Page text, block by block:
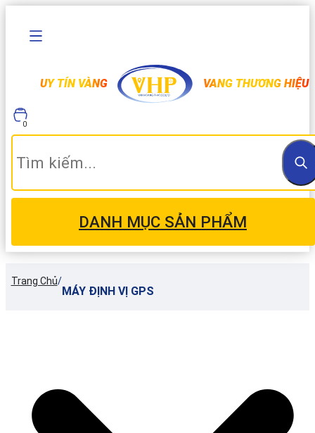
UY TÍN VÀNG VANG THƯƠNG HIỆU
0
DANH MỤC SẢN PHẨM
Trang Chủ/
MÁY ĐỊNH VỊ GPS